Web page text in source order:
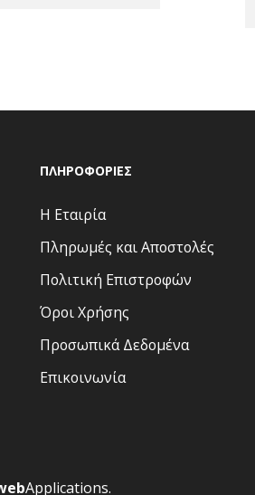
ΠΛΗΡΟΦΟΡΊΕΣ
Η Εταιρία
Πληρωμές και Αποστολές
Πολιτική Επιστροφών
Όροι Χρήσης
Προσωπικά Δεδομένα
Επικοινωνία
Applications.